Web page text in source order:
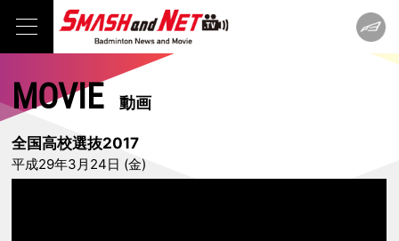
MOVIE動画
全国高校選抜2017
平成29年3月24日 (金)